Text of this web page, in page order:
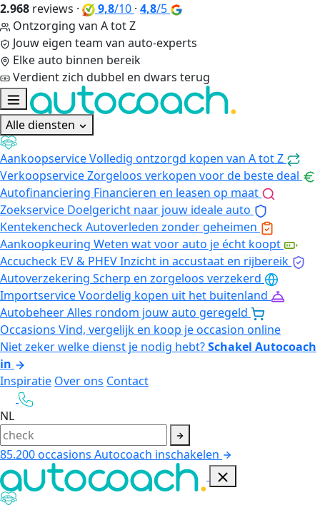
2.968 reviews · 9,8/10 · 4,8/5
Ontzorging van A tot Z
Jouw eigen team van auto-experts
Elke auto binnen bereik
Verdient zich dubbel en dwars terug
Alle diensten
AankoopserviceVolledig ontzorgd kopen van A tot Z
VerkoopserviceZorgeloos verkopen voor de beste deal
Autofinanciering Financieren en leasen op maat
Zoekservice Doelgericht naar jouw ideale auto
KentekencheckAutoverleden zonder geheimen
Aankoopkeuring Weten wat voor auto je écht koopt
Accucheck EV & PHEVInzicht in accustaat en rijbereik
Autoverzekering Scherp en zorgeloos verzekerd
ImportserviceVoordelig kopen uit het buitenland
AutobeheerAlles rondom jouw auto geregeld
Occasions Vind, vergelijk en koop je occasion online
Niet zeker welke dienst je nodig hebt?Schakel Autocoach
in
Inspiratie Over ons Contact
NL
85.200occasions Autocoach inschakelen